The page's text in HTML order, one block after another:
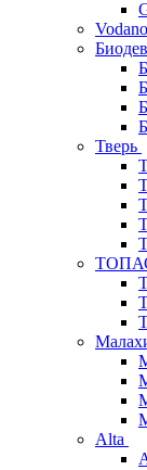
Тверь
Alta